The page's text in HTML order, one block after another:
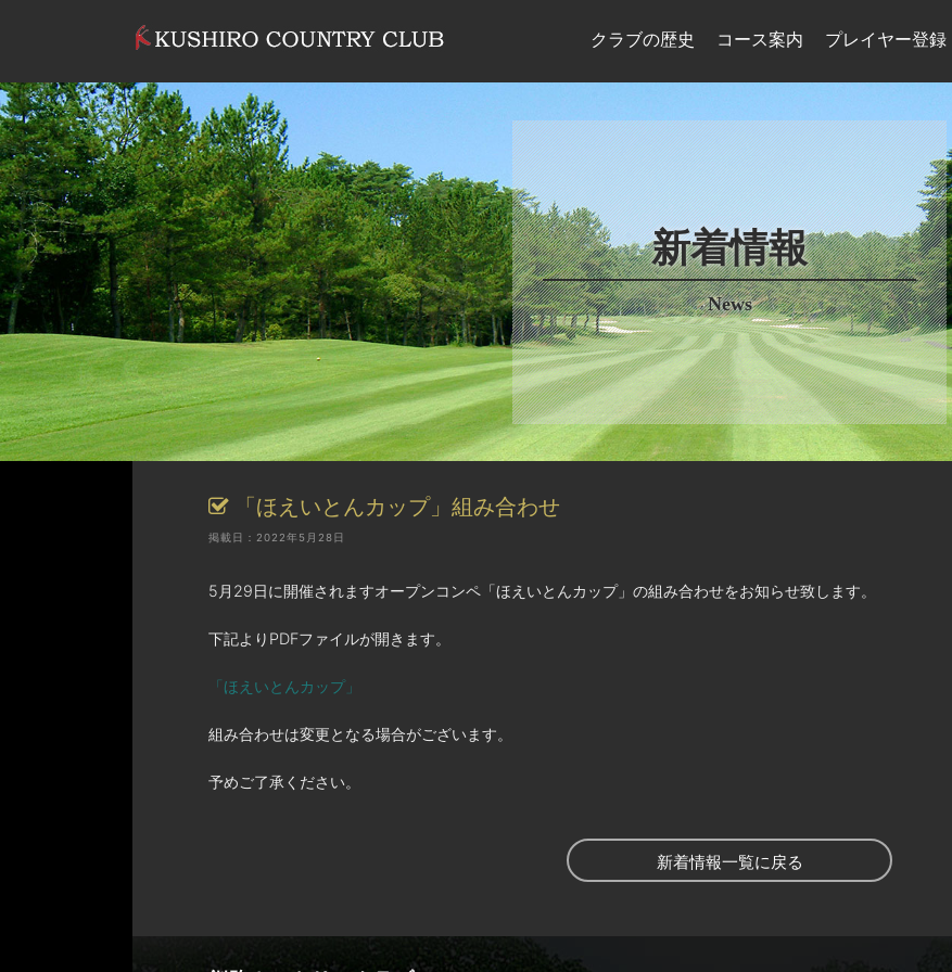
クラブの歴史 コース案内 プレイヤー登録
新着情報
News
「ほえいとんカップ」組み合わせ
掲載日：2022年5月28日
5月29日に開催されますオープンコンペ「ほえいとんカップ」の組み合わせをお知らせ致します。
下記よりPDFファイルが開きます。
「ほえいとんカップ」
組み合わせは変更となる場合がございます。
予めご了承ください。
新着情報一覧に戻る